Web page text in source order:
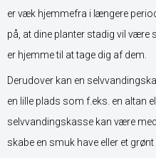
er væk hjemmefra i længere
på, at dine planter stadig vil være
er hjemme til at tage dig af dem.
Derudover kan en
en lille plads som f.eks. en altan
selvvandingskasse kan være
skabe en smuk have eller et